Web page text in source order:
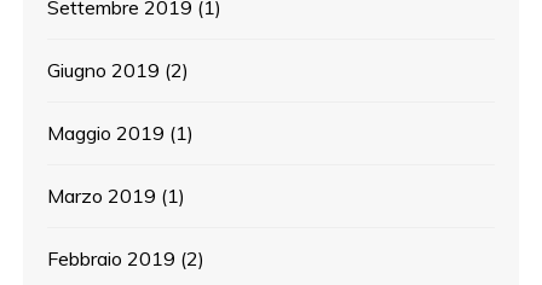
Settembre 2019 (1)
Giugno 2019 (2)
Maggio 2019 (1)
Marzo 2019 (1)
Febbraio 2019 (2)